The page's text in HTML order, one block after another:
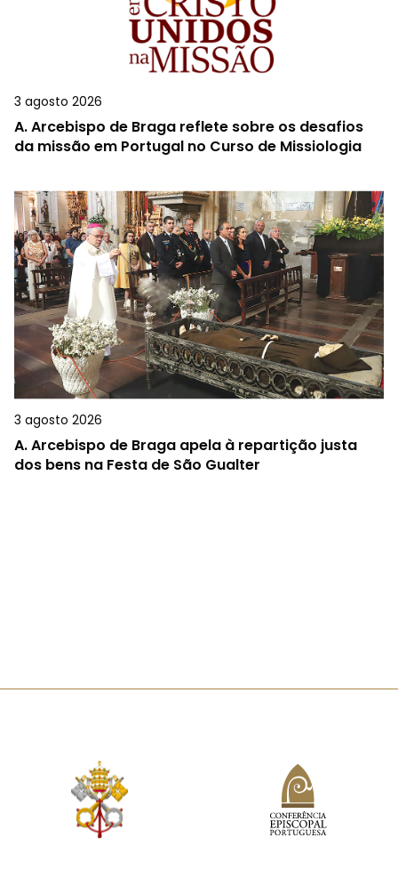
3 agosto 2026
A.Arcebispo de Braga reflete sobre os desafios
da missão em Portugal no Curso de Missiologia
3 agosto 2026
A.Arcebispo de Braga apela à repartição justa
dos bens na Festa de São Gualter